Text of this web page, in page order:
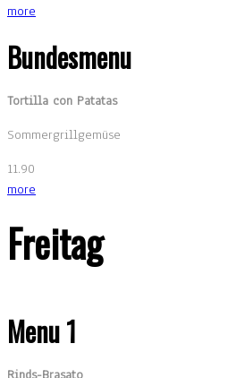
more
Bundesmenu
Tortilla con Patatas
Sommergrillgemüse
11.90
more
Freitag
Menu 1